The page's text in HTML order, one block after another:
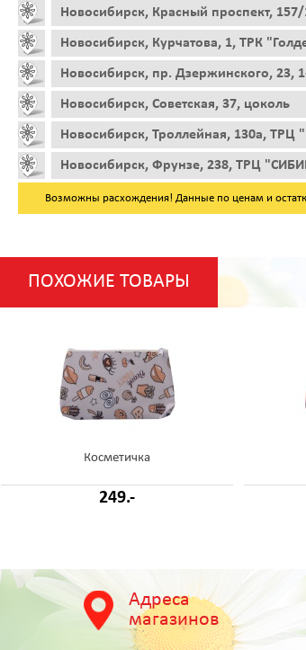
Новосибирск, Красный проспект,
Новосибирск, Курчатова, 1, ТРК
Новосибирск, пр. Дзержинского, 23,
Новосибирск, Советская, 37, цоколь
Новосибирск, Троллейная, 130а, ТРЦ
Новосибирск, Фрунзе, 238, ТРЦ
Возможны расхождения! Данные по ценам и
ПОХОЖИЕ ТОВАРЫ
Косметичка
249.-
Адреса
магазинов